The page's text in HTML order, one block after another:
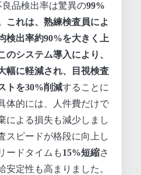
品検出率は驚異の99%
これは、熟練検査員によ
検出率約90%を大きく上
のシステム導入により、
幅に軽減され、目視検査
トを30%削減することに
体的には、人件費だけで
による損失も減少しまし
スピードが格段に向上し
ードタイムも15%短縮さ
安定性も高まりました。